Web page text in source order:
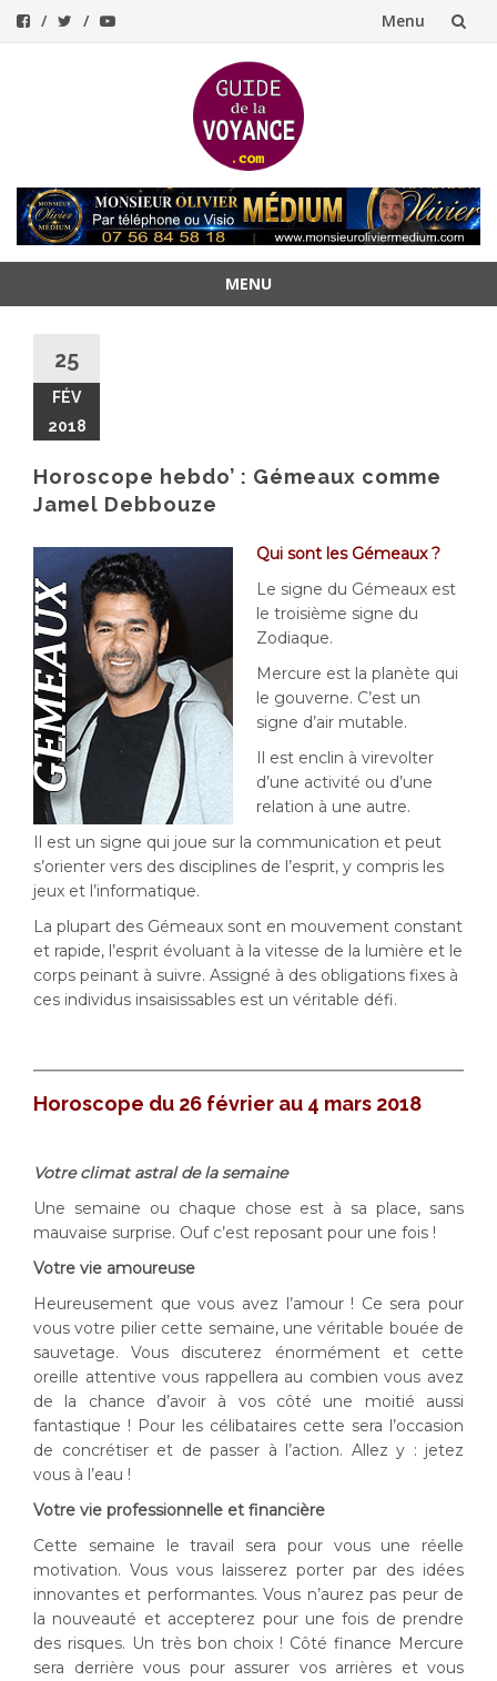
Menu
MENU
contenu25
FÉV
2018
Horoscope hebdo’ : Gémeaux comme
Jamel Debbouze
Qui sont les Gémeaux ?
Le signe du Gémeaux est
le troisième signe du
Zodiaque.
Mercure est la planète qui
le gouverne. C’est un
signe d’air mutable.
Il est enclin à virevolter
d’une activité ou d’une
relation à une autre.
Il est un signe qui joue sur la communication et peut
s’orienter vers des disciplines de l’esprit, y compris les
jeux et l’informatique.
La plupart des Gémeaux sont en mouvement constant
et rapide, l’esprit évoluant à la vitesse de la lumière et le
corps peinant à suivre. Assigné à des obligations fixes à
ces individus insaisissables est un véritable défi.
Horoscope du 26 février au 4 mars 2018
Votre climat astral de la semaine
Une semaine ou chaque chose est à sa place, sans
mauvaise surprise. Ouf c’est reposant pour une fois !
Votre vie amoureuse
Heureusement que vous avez l’amour ! Ce sera pour
vous votre pilier cette semaine, une véritable bouée de
sauvetage. Vous discuterez énormément et cette
oreille attentive vous rappellera au combien vous avez
de la chance d’avoir à vos côté une moitié aussi
fantastique ! Pour les célibataires cette sera l’occasion
de concrétiser et de passer à l’action. Allez y : jetez
vous à l’eau !
Votre vie professionnelle et financière
Cette semaine le travail sera pour vous une réelle
motivation. Vous vous laisserez porter par des idées
innovantes et performantes. Vous n’aurez pas peur de
la nouveauté et accepterez pour une fois de prendre
des risques. Un très bon choix ! Côté finance Mercure
sera derrière vous pour assurer vos arrières et vous